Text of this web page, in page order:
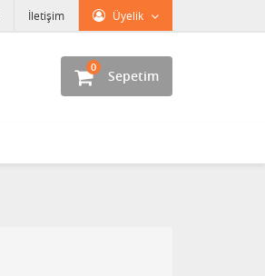
Üyelik
İletişim
Sepetim
0